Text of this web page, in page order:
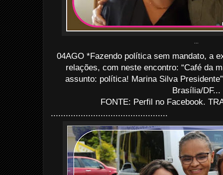
04AGO *Fazendo política sem mandato, a
relações, com neste encontro: “Café da
assunto: política! Marina Silva
Brasília/DF...
FONTE: Perfil no Facebook.
...............................................